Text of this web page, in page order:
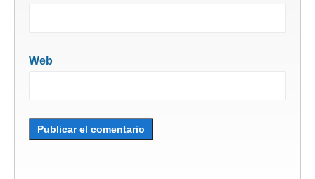
Web